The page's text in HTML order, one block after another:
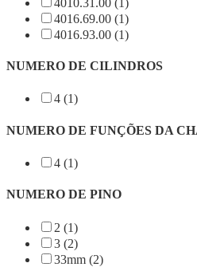
4010.31.00 (1)
4016.69.00 (1)
4016.93.00 (1)
NUMERO DE CILINDROS
4 (1)
NUMERO DE FUNÇÕES DA
4 (1)
NUMERO DE PINO
2 (1)
3 (2)
33mm (2)